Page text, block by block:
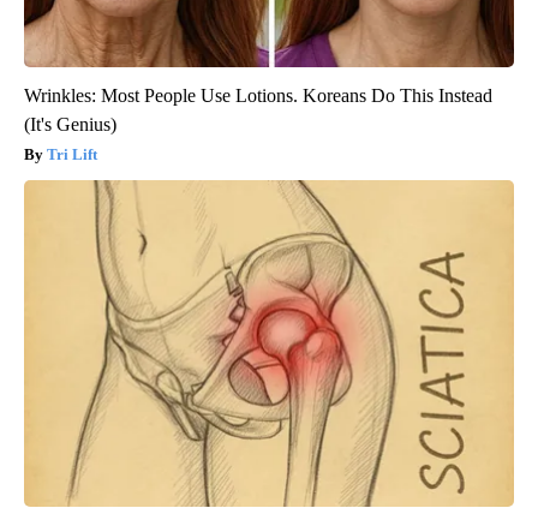
Wrinkles: Most People Use Lotions. Koreans Do This Instead
(It's Genius)
Tri Lift